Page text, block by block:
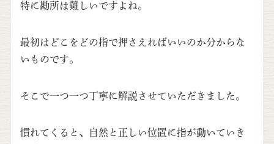
特に勘所は難しいですよね。
最初はどこをどの指で押さえればいいのか分からな
いものです。
そこで一つ一つ丁寧に解説させていただきました。
慣れてくると、自然と正しい位置に指が動いていき